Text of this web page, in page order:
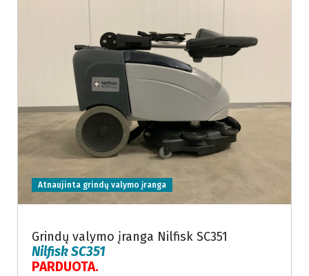
Atnaujinta grindų valymo įranga
Grindų valymo įranga Nilfisk SC351
Nilfisk SC351
PARDUOTA.